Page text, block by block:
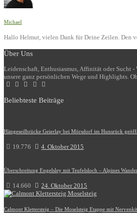
Michael
Hallo Helmut, vielen Dank für Deine Zeilen. Den
Über Uns
Leidenschaft, Enthusiasmus, Affinität oder Sucht
unsere ganz persönlichen Wege und Highlights.
Beliebteste Beiträge
Hängeseilbrücke Geierlay bei Mörsdorf im Hunsrück
19.776 4. Oktober 2015
Überschreitung Engelsley mit Teufelsloch – Alpines
14.660 24. Oktober 2015
Calmont Klettersteig – Die Moselsteig Etappe mit